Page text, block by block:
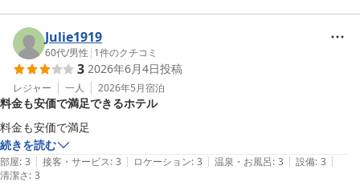
Julie1919
60代/男性 | 1件のクチコミ
3 2026年6月4日投稿
レジャー 一人 2026年5月宿泊
料金も安価で満足できるホテル
料金も安価で満足
続きを読む
部屋: 3 | 接客・サービス: 3 | ロケーション: 3 | 温泉・お風呂: 3 | 設備: 3 |
清潔さ: 3